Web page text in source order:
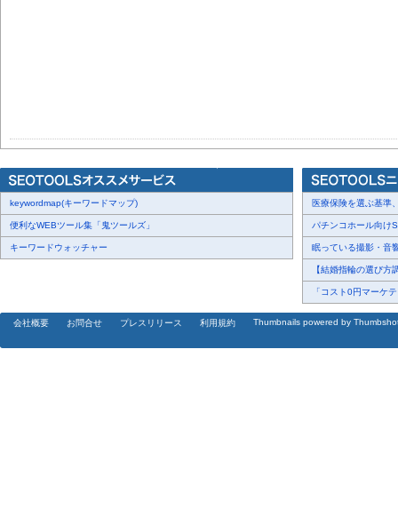
keywordmap(キーワードマップ)
便利なWEBツール集「鬼ツールズ」
キーワードウォッチャー
医療保険を選ぶ基準
パチンコホール向け
眠っている撮影・音
【結婚指輪の選び方
「コスト0円マーケ
会社概要 お問合せ プレスリリース 利用規約 Thumbnails powered by